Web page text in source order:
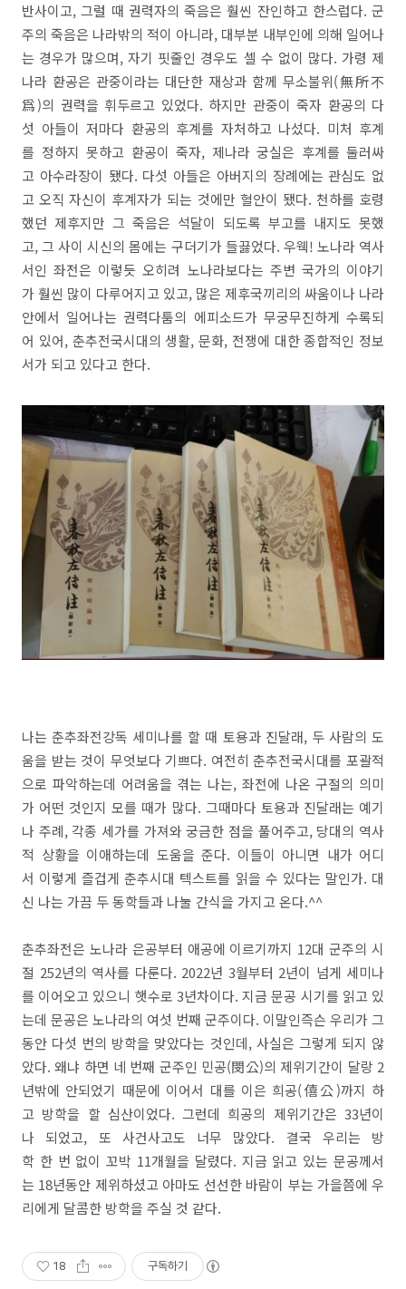
반사이고, 그럴 때 권력자의 죽음은 훨씬 잔인하고 한스럽다. 군
주의 죽음은 나라밖의 적이 아니라, 대부분 내부인에 의해 일어나
는 경우가 많으며, 자기 핏줄인 경우도 셀 수 없이 많다. 가령 제
나라 환공은 관중이라는 대단한 재상과 함께 무소불위(無所不
爲)의 권력을 휘두르고 있었다. 하지만 관중이 죽자 환공의 다
섯 아들이 저마다 환공의 후계를 자처하고 나섰다. 미처 후계
를 정하지 못하고 환공이 죽자, 제나라 궁실은 후계를 둘러싸
고 아수라장이 됐다. 다섯 아들은 아버지의 장례에는 관심도 없
고 오직 자신이 후계자가 되는 것에만 혈안이 됐다. 천하를 호령
했던 제후지만 그 죽음은 석달이 되도록 부고를 내지도 못했
고, 그 사이 시신의 몸에는 구더기가 들끓었다. 우웩! 노나라 역사
서인 좌전은 이렇듯 오히려 노나라보다는 주변 국가의 이야기
가 훨씬 많이 다루어지고 있고, 많은 제후국끼리의 싸움이나 나라
안에서 일어나는 권력다툼의 에피소드가 무궁무진하게 수록되
어 있어, 춘추전국시대의 생활, 문화, 전쟁에 대한 종합적인 정보
서가 되고 있다고 한다.
나는 춘추좌전강독 세미나를 할 때 토용과 진달래, 두 사람의 도
움을 받는 것이 무엇보다 기쁘다. 여전히 춘추전국시대를 포괄적
으로 파악하는데 어려움을 겪는 나는, 좌전에 나온 구절의 의미
가 어떤 것인지 모를 때가 많다. 그때마다 토용과 진달래는 예기
나 주례, 각종 세가를 가져와 궁금한 점을 풀어주고, 당대의 역사
적 상황을 이애하는데 도움을 준다. 이들이 아니면 내가 어디
서 이렇게 즐겁게 춘추시대 텍스트를 읽을 수 있다는 말인가. 대
신 나는 가끔 두 동학들과 나눌 간식을 가지고 온다.^^
춘추좌전은 노나라 은공부터 애공에 이르기까지 12대 군주의 시
절 252년의 역사를 다룬다. 2022년 3월부터 2년이 넘게 세미나
를 이어오고 있으니 햇수로 3년차이다. 지금 문공 시기를 읽고 있
는데 문공은 노나라의 여섯 번째 군주이다. 이말인즉슨 우리가 그
동안 다섯 번의 방학을 맞았다는 것인데, 사실은 그렇게 되지 않
았다. 왜냐 하면 네 번째 군주인 민공(閔公)의 제위기간이 달랑 2
년밖에 안되었기 때문에 이어서 대를 이은 희공(僖公)까지 하
고 방학을 할 심산이었다. 그런데 희공의 제위기간은 33년이
나 되었고, 또 사건사고도 너무 많았다. 결국 우리는 방
학 한 번 없이 꼬박 11개월을 달렸다. 지금 읽고 있는 문공께서
는 18년동안 제위하셨고 아마도 선선한 바람이 부는 가을쯤에 우
리에게 달콤한 방학을 주실 것 같다.
18 구독하기